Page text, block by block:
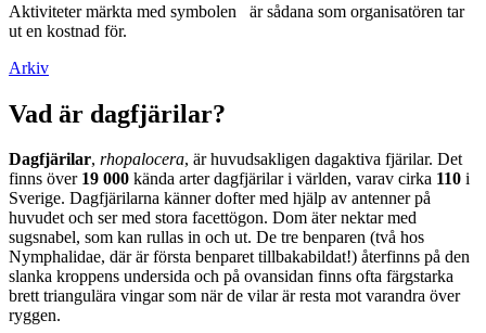
Aktiviteter märkta med symbolen
är sådana som organisatören tar
ut en kostnad för.
Arkiv
Vad är dagfjärilar?
Dagfjärilar, rhopalocera, är huvudsakligen dagaktiva fjärilar. Det
finns över 19 000 kända arter dagfjärilar i världen, varav cirka 110 i
Sverige. Dagfjärilarna känner dofter med hjälp av antenner på
huvudet och ser med stora facettögon. Dom äter nektar med
sugsnabel, som kan rullas in och ut. De tre benparen (två hos
Nymphalidae, där är första benparet tillbakabildat!) återfinns på den
slanka kroppens undersida och på ovansidan finns ofta färgstarka
brett triangulära vingar som när de vilar är resta mot varandra över
ryggen.